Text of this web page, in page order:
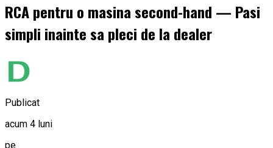
RCA pentru o masina second-hand — Pasi
simpli inainte sa pleci de la dealer
Publicat
acum 4 luni
pe